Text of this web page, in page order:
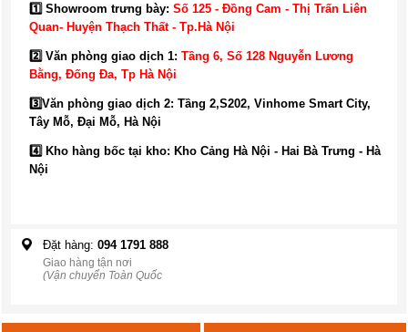
1️⃣ Showroom trưng bày: Số 125 - Đồng Cam - Thị Trấn Liên
Quan- Huyện Thạch Thất - Tp.Hà Nội
2️⃣ Văn phòng giao dịch 1: Tầng 6, Số 128 Nguyễn Lương
Bằng, Đống Đa, Tp Hà Nội
3️⃣Văn phòng giao dịch 2: Tầng 2,S202, Vinhome Smart City,
Tây Mỗ, Đại Mỗ, Hà Nội
4️⃣ Kho hàng bốc tại kho: Kho Cảng Hà Nội - Hai Bà Trưng - Hà
Nội
Đặt hàng: 094 1791 888
Giao hàng tận nơi
(Vận chuyển Toàn Quốc